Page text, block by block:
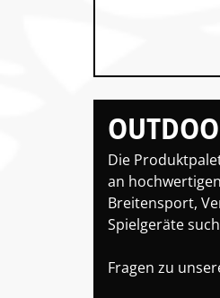
Die
an hochwertigen
Breitensport,
Spielgeräte
Fragen zu